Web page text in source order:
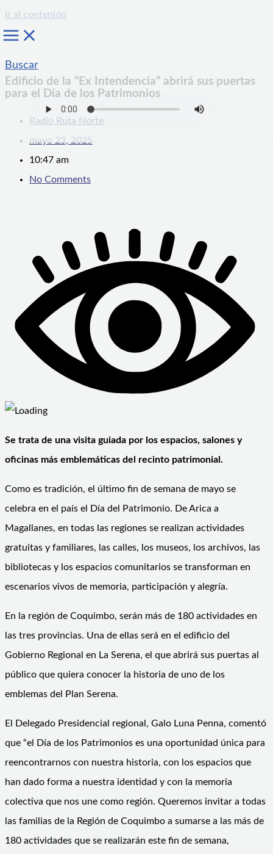
Ir al contenido
Buscar
Edificio de la “Ex Intendencia” abrirá sus puertas
para el Día de los Patrimonios
Radio Ruta Norte
mayo 23, 2025
10:47 am
No Comments
Se trata de una visita guiada por los espacios, salones y
oficinas más emblemáticas del recinto patrimonial.
Como es tradición, el último fin de semana de mayo se
celebra en el país el Día del Patrimonio. De Arica a
Magallanes, en todas las regiones se realizan actividades
gratuitas y familiares, las calles, los museos, los archivos, las
bibliotecas y los espacios comunitarios se transforman en
escenarios vivos de memoria, participación y alegría.
En la región de Coquimbo, serán más de 180 actividades en
las tres provincias. Una de ellas será en el edificio del
Gobierno Regional en La Serena, el que abrirá sus puertas al
público que quiera conocer la historia de uno de los
emblemas del Plan Serena.
El Delegado Presidencial regional, Galo Luna Penna, comentó
que “el Día de los Patrimonios es una oportunidad única para
reencontrarnos con nuestra historia, con los espacios que
han dado forma a nuestra identidad y con la memoria
colectiva que nos une como región. Queremos invitar a todas
las familias de la Región de Coquimbo a sumarse a las más de
180 actividades que se realizarán este fin de semana,